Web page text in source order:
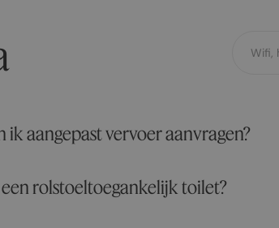
ik aangepast vervoer aanvragen?
een rolstoeltoegankelijk toilet?